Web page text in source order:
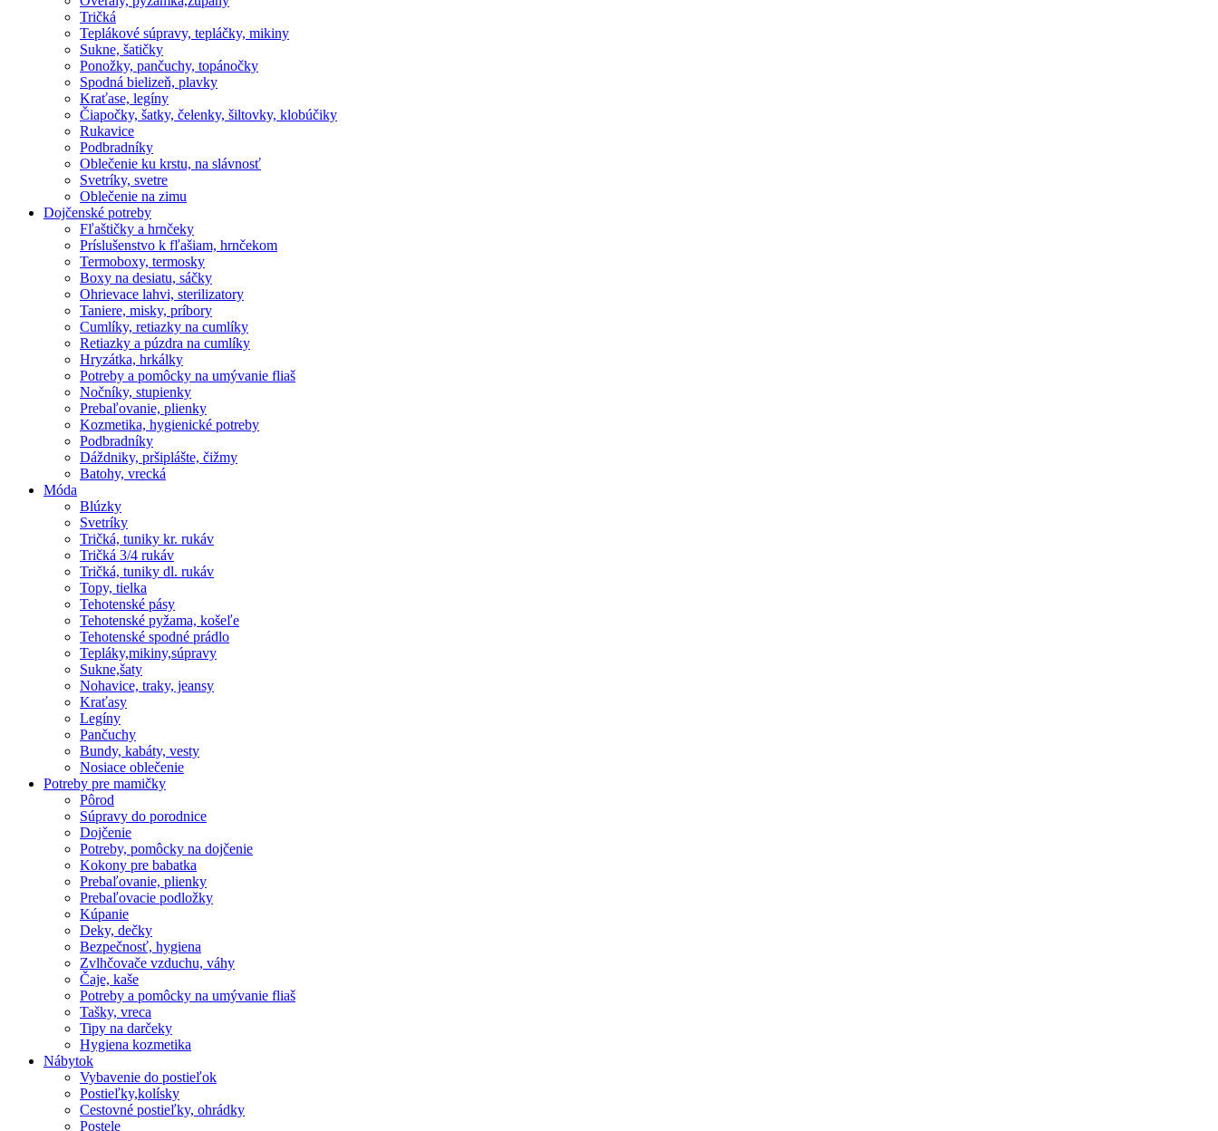
Tričká
Teplákové súpravy, tepláčky, mikiny
Sukne, šatičky
Ponožky, pančuchy, topánočky
Spodná bielizeň, plavky
Kraťase, legíny
Čiapočky, šatky, čelenky, šiltovky, klobúčiky
Rukavice
Podbradníky
Oblečenie ku krstu, na slávnosť
Svetríky, svetre
Oblečenie na zimu
Dojčenské potreby
Fľaštičky a hrnčeky
Príslušenstvo k fľašiam, hrnčekom
Termoboxy, termosky
Boxy na desiatu, sáčky
Ohrievace lahvi, sterilizatory
Taniere, misky, príbory
Cumlíky, retiazky na cumlíky
Retiazky a púzdra na cumlíky
Hryzátka, hrkálky
Potreby a pomôcky na umývanie fliaš
Nočníky, stupienky
Prebaľovanie, plienky
Kozmetika, hygienické potreby
Podbradníky
Dáždniky, pršiplášte, čižmy
Batohy, vrecká
Móda
Blúzky
Svetríky
Tričká, tuniky kr. rukáv
Tričká 3/4 rukáv
Tričká, tuniky dl. rukáv
Topy, tielka
Tehotenské pásy
Tehotenské pyžama, košeľe
Tehotenské spodné prádlo
Tepláky,mikiny,súpravy
Sukne,šaty
Nohavice, traky, jeansy
Kraťasy
Legíny
Pančuchy
Bundy, kabáty, vesty
Nosiace oblečenie
Potreby pre mamičky
Pôrod
Súpravy do porodnice
Dojčenie
Potreby, pomôcky na dojčenie
Kokony pre babatka
Prebaľovanie, plienky
Prebaľovacie podložky
Kúpanie
Deky, dečky
Bezpečnosť, hygiena
Zvlhčovače vzduchu, váhy
Čaje, kaše
Potreby a pomôcky na umývanie fliaš
Tašky, vreca
Tipy na darčeky
Hygiena kozmetika
Nábytok
Vybavenie do postieľok
Postieľky,kolísky
Cestovné postieľky, ohrádky
Postele